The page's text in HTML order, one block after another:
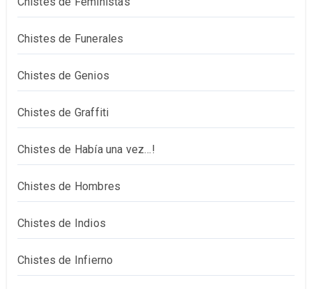
Chistes de Funerales
Chistes de Genios
Chistes de Graffiti
Chistes de Había una vez…!
Chistes de Hombres
Chistes de Indios
Chistes de Infierno